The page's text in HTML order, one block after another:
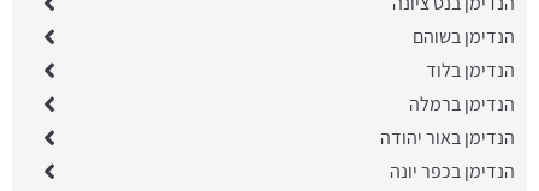
הנדימן בשוהם
הנדימן בלוד
הנדימן ברמלה
הנדימן באור יהודה
הנדימן בכפר יונה